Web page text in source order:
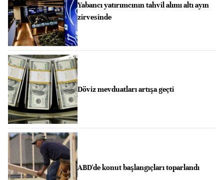
Yabancı yatırımcının tahvil alımı altı ayın
zirvesinde
Döviz mevduatları artışa geçti
ABD'de konut başlangıçları toparlandı